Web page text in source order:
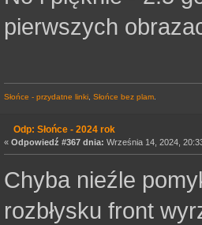
pierwszych
Słońce - przydatne linki Słońce bez plam
Odp: Słońce - 2024 rok
« Odpowiedź #367 dnia: Września 14, 2024,
Chyba nieźle
rozbłysku front